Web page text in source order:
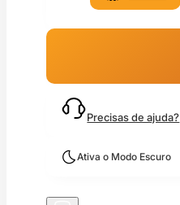
Precisas de ajuda?
Ativa o Modo Escuro